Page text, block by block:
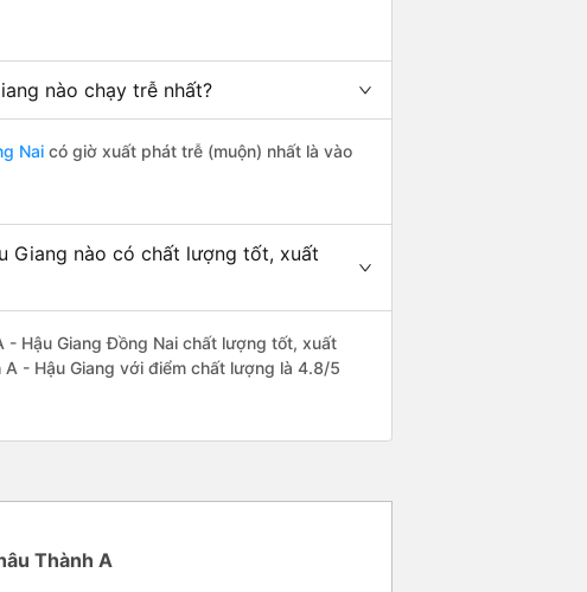
nào chạy trễ nhất?
Nai có giờ xuất phát trễ (muộn) nhất là vào
Giang nào có chất lượng tốt, xuất
- Hậu Giang Đồng Nai chất lượng tốt, xuất
- Hậu Giang với điểm chất lượng là 4.8/5
Thành A